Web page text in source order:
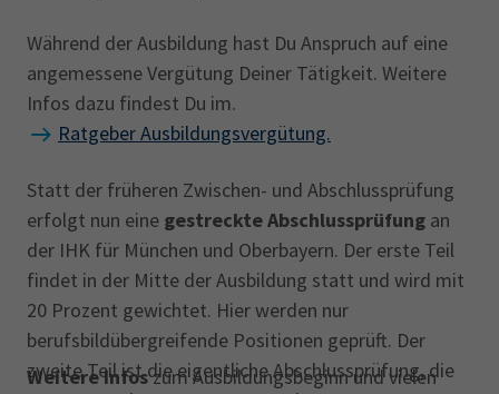
Während der Ausbildung hast Du Anspruch auf eine
angemessene Vergütung Deiner Tätigkeit. Weitere
Infos dazu findest Du im.
Ratgeber Ausbildungsvergütung.
Statt der früheren Zwischen- und Abschlussprüfung
erfolgt nun eine gestreckte Abschlussprüfung an
der IHK für München und Oberbayern. Der erste Teil
findet in der Mitte der Ausbildung statt und wird mit
20 Prozent gewichtet. Hier werden nur
berufsbildübergreifende Positionen geprüft. Der
zweite Teil ist die eigentliche Abschlussprüfung, die
Weitere Infoszum Ausbildungsbeginn und vielen